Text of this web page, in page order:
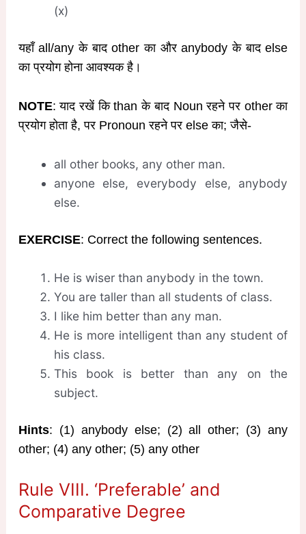
(x)
यहाँ all/any के बाद other का और anybody के बाद else
का प्रयोग होना आवश्यक है।
NOTE: याद रखें कि than के बाद Noun रहने पर other का
प्रयोग होता है, पर Pronoun रहने पर else का; जैसे-
all other books, any other man.
anyone else, everybody else, anybody
else.
EXERCISE: Correct the following sentences.
He is wiser than anybody in the town.
You are taller than all students of class.
I like him better than any man.
He is more intelligent than any student of
his class.
This book is better than any on the
subject.
Hints: (1) anybody else; (2) all other; (3) any
other; (4) any other; (5) any other
Rule VIII. ‘Preferable’ and
Comparative Degree